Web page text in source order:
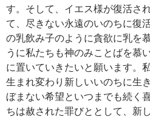
す。そして、イエス様が復活さ
て、尽きない永遠のいのちに復
の乳飲み子のように貪欲に乳を
うに私たちも神のみことばを慕
に置いていきたいと願います。
生まれ変わり新しいいのちに生
ぼまない希望といつまでも続く
ちは赦された罪びととして、新